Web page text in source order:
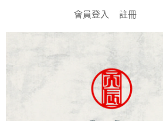
會員登入 註冊